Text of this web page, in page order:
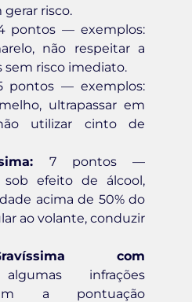
risco.
pontos — exemplos:
não respeitar a
sem risco imediato.
pontos — exemplos:
ultrapassar em
utilizar cinto de
7 pontos —
sob efeito de álcool,
acima de 50% do
ao volante, conduzir
com
infrações
a pontuação